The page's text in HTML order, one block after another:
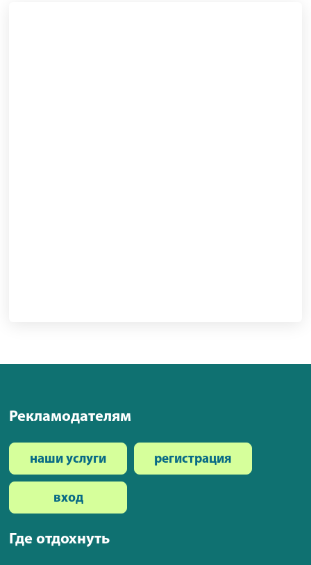
Где отдохнуть
Рекламодателям
наши услуги регистрация
вход